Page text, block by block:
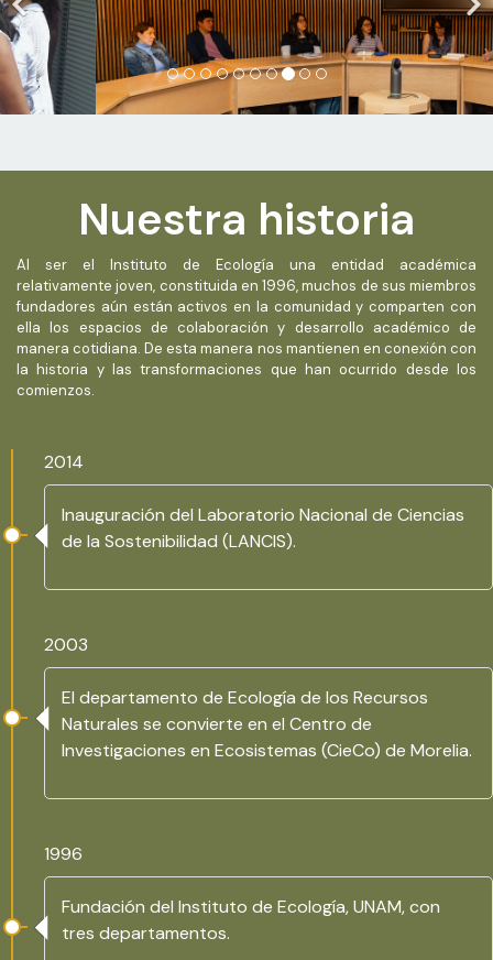
Nuestra historia
Al ser el Instituto de Ecología una entidad académica
relativamente joven, constituida en 1996, muchos de sus miembros
fundadores aún están activos en la comunidad y comparten con
ella los espacios de colaboración y desarrollo académico de
manera cotidiana. De esta manera nos mantienen en conexión con
la historia y las transformaciones que han ocurrido desde los
comienzos.
2014
Inauguración del Laboratorio Nacional de Ciencias
de la Sostenibilidad (LANCIS).
2003
El departamento de Ecología de los Recursos
Naturales se convierte en el Centro de
Investigaciones en Ecosistemas (CieCo) de Morelia.
1996
Fundación del Instituto de Ecología, UNAM, con
tres departamentos.